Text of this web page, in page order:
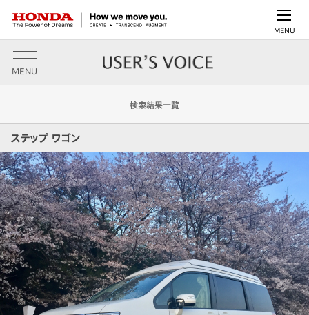
MENU
MENU
検索結果一覧
ステップ ワゴン